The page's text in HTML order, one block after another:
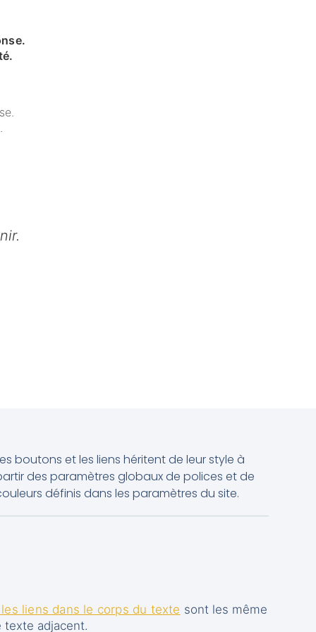
boutons et les liens héritent de leur style à
des paramètres globaux de polices et de
définis dans les paramètres du site.
liens dans le corps du texte sont les même
texte adjacent.